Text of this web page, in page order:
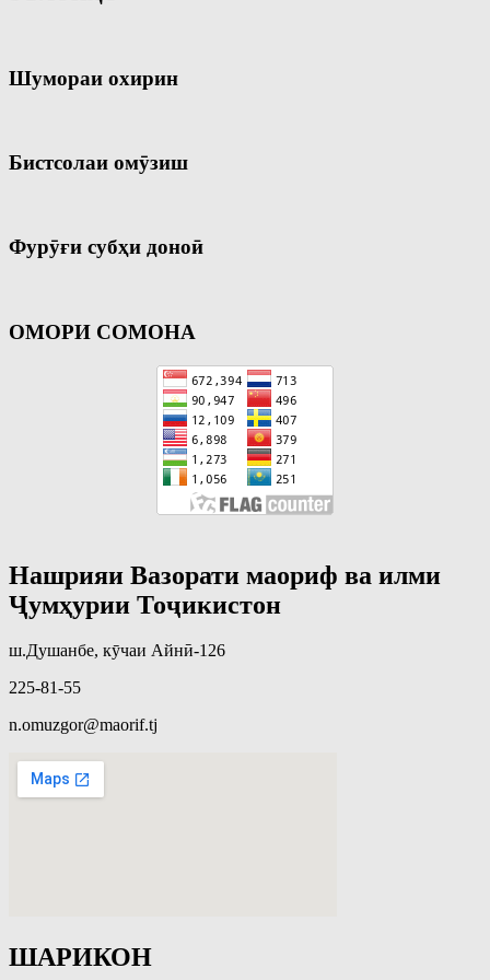
Шумораи охирин
Бистсолаи омӯзиш
Фурӯғи субҳи доноӣ
ОМОРИ СОМОНА
Нашрияи Вазорати маориф ва илми
Ҷумҳурии Тоҷикистон
ш.Душанбе, кӯчаи Айнӣ-126
225-81-55
n.omuzgor@maorif.tj
ШАРИКОН